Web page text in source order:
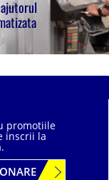
promotiile
inscrii la